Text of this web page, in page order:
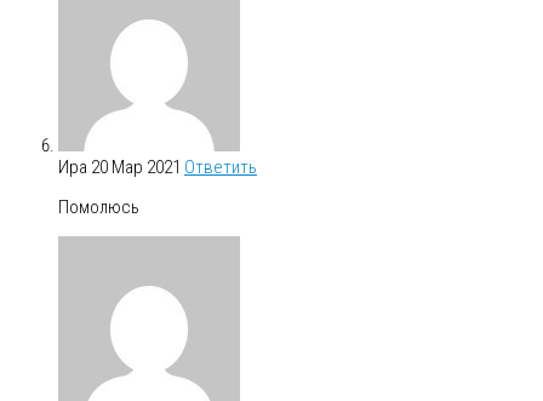
Ира 20 Мар 2021 Ответить
Помолюсь